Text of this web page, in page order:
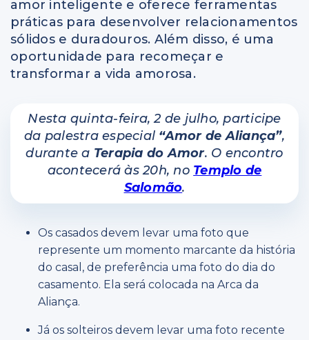
amor inteligente e oferece ferramentas
práticas para desenvolver relacionamentos
sólidos e duradouros. Além disso, é uma
oportunidade para recomeçar e
transformar a vida amorosa.
Nesta quinta-feira, 2 de julho, participe
da palestra especial “Amor de Aliança”,
durante a Terapia do Amor. O encontro
acontecerá às 20h, no Templo de
Salomão.
Os casados devem levar uma foto que
represente um momento marcante da história
do casal, de preferência uma foto do dia do
casamento. Ela será colocada na Arca da
Aliança.
Já os solteiros devem levar uma foto recente